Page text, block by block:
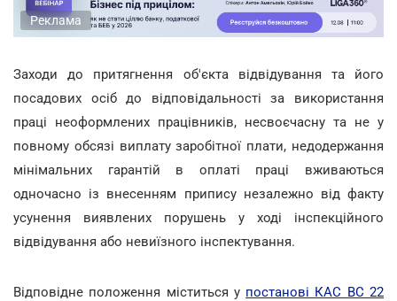
Реклама
Заходи до притягнення об'єкта відвідування та його
посадових осіб до відповідальності за використання
праці неоформлених працівників, несвоєчасну та не у
повному обсязі виплату заробітної плати, недодержання
мінімальних гарантій в оплаті праці вживаються
одночасно із внесенням припису незалежно від факту
усунення виявлених порушень у ході інспекційного
відвідування або невиїзного інспектування.
Відповідне положення міститься у постанові КАС ВС 22